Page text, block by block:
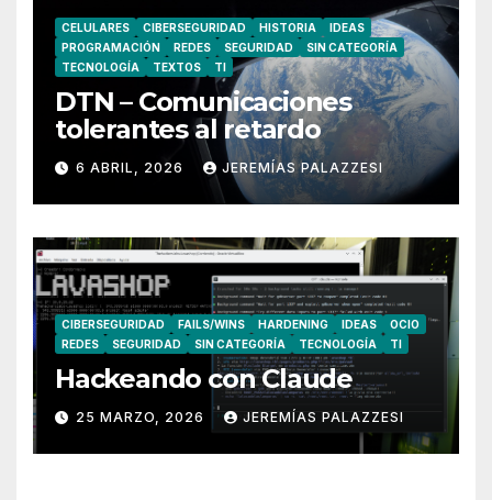
CELULARES CIBERSEGURIDAD HISTORIA
IDEAS
PROGRAMACIÓN
REDES SEGURIDAD
SIN CATEGORÍA
TECNOLOGÍA
TEXTOS TI
DTN – Comunicaciones
tolerantes al retardo
6 ABRIL, 2026 JEREMÍAS PALAZZESI
CIBERSEGURIDAD FAILS/WINS HARDENING IDEAS
OCIO
REDES
SEGURIDAD SIN CATEGORÍA TECNOLOGÍA TI
Hackeando con Claude
25 MARZO, 2026 JEREMÍAS PALAZZESI